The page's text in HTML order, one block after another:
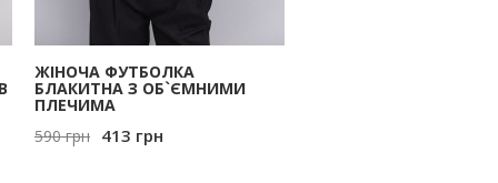
ЖІНОЧА ФУТБОЛКА
БЛАКИТНА З ОБ`ЄМНИМИ
ПЛЕЧИМА
590 грн 413 грн